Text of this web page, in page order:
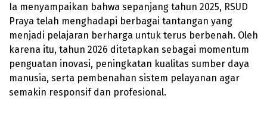
Ia menyampaikan bahwa sepanjang tahun 2025, RSUD
Praya telah menghadapi berbagai tantangan yang
menjadi pelajaran berharga untuk terus berbenah. Oleh
karena itu, tahun 2026 ditetapkan sebagai momentum
penguatan inovasi, peningkatan kualitas sumber daya
manusia, serta pembenahan sistem pelayanan agar
semakin responsif dan profesional.